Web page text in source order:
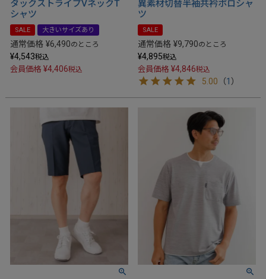
タックストライプVネックT
シャツ
SALE 大きいサイズあり
通常価格 ¥6,490のところ
¥4,543税込
会員価格 ¥4,406税込
異素材切替半袖共衿ポロシャ
ツ
SALE
通常価格 ¥9,790のところ
¥4,895税込
会員価格 ¥4,846税込
5.00 （1 ）